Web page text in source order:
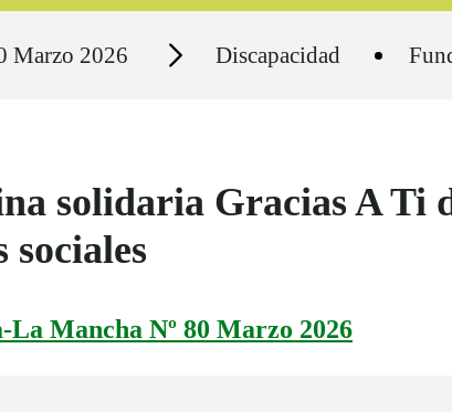
Marzo 2026 Secciones Discapacidad
solidaria Gracias A Ti
sociales
Mancha Nº 80 Marzo 2026